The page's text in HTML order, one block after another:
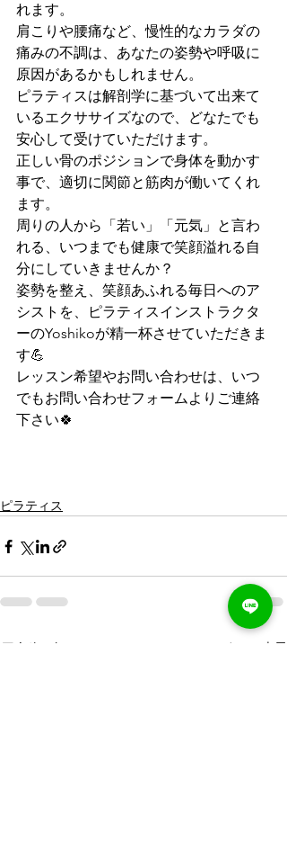
れます。
肩こりや腰痛など、慢性的なカラダの
痛みの不調は、あなたの姿勢や呼吸に
原因があるかもしれません。
ピラティスは解剖学に基づいて出来て
いるエクササイズなので、どなたでも
安心して受けていただけます。
正しい骨のポジションで身体を動かす
事で、適切に関節と筋肉が働いてくれ
ます。
周りの人から「若い」「元気」と言わ
れる、いつまでも健康で笑顔溢れる自
分にしていきませんか？
姿勢を整え、笑顔あふれる毎日へのア
シストを、ピラティスインストラクタ
ーのYoshikoが精一杯させていただきま
す💪
レッスン希望やお問い合わせは、いつ
でもお問い合わせフォームよりご連絡
下さい🍀
ピラティス
すべて表示